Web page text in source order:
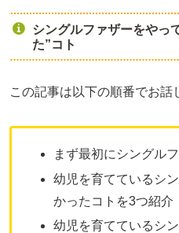
シングルファザーをやっ
た”コト
この記事は以下の順番でお話
まず最初にシングル
幼児を育てているシ
かったコトを3つ紹介
幼児を育てているシ